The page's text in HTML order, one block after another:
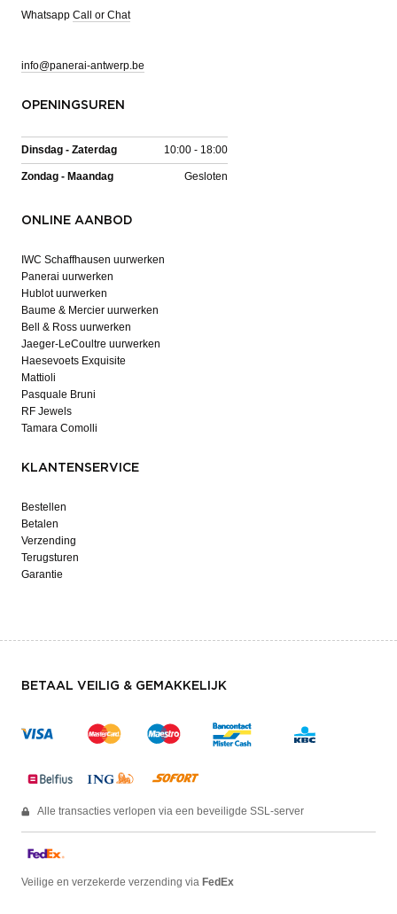
Whatsapp Call or Chat
info@panerai-antwerp.be
OPENINGSUREN
Dinsdag - Zaterdag 10:00 - 18:00
Zondag - Maandag Gesloten
ONLINE AANBOD
IWC Schaffhausen uurwerken
Panerai uurwerken
Hublot uurwerken
Baume & Mercier uurwerken
Bell & Ross uurwerken
Jaeger-LeCoultre uurwerken
Haesevoets Exquisite
Mattioli
Pasquale Bruni
RF Jewels
Tamara Comolli
KLANTENSERVICE
Bestellen
Betalen
Verzending
Terugsturen
Garantie
BETAAL VEILIG & GEMAKKELIJK
Alle transacties verlopen via een beveiligde SSL-server
Veilige en verzekerde verzending via FedEx